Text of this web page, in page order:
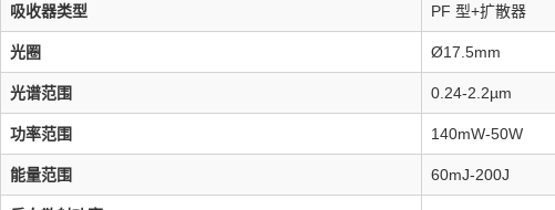
吸收器类型 PF 型+扩散器
光圈 Ø17.5mm
光谱范围 0.24-2.2µm
功率范围 140mW-50W
能量范围 60mJ-200J